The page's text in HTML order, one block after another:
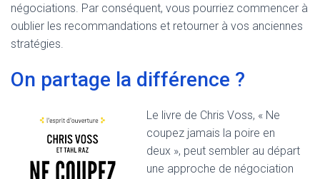
négociations. Par conséquent, vous pourriez commencer à
oublier les recommandations et retourner à vos anciennes
stratégies.
On partage la différence ?
Le livre de Chris Voss, « Ne
coupez jamais la poire en
deux », peut sembler au départ
une approche de négociation